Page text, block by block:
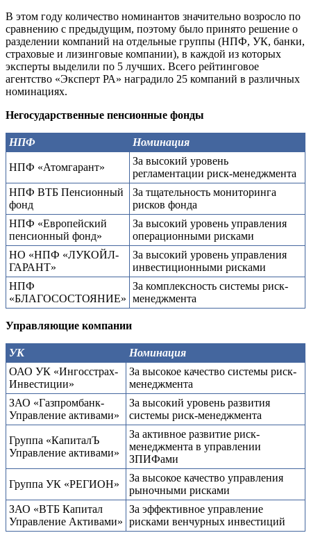
В этом году количество номинантов значительно возросло по
сравнению с предыдущим, поэтому было принято решение о
разделении компаний на отдельные группы (НПФ, УК, банки,
страховые и лизинговые компании), в каждой из которых
эксперты выделили по 5 лучших. Всего рейтинговое
агентство «Эксперт РА» наградило 25 компаний в различных
номинациях.
Негосударственные пенсионные фонды
НПФ Номинация
НПФ «Атомгарант»
За высокий уровень
регламентации риск-менеджмента
НПФ ВТБ Пенсионный
фонд
За тщательность мониторинга
рисков фонда
НПФ «Европейский
пенсионный фонд»
За высокий уровень управления
операционными рисками
НО «НПФ «ЛУКОЙЛ-
ГАРАНТ»
За высокий уровень управления
инвестиционными рисками
НПФ
«БЛАГОСОСТОЯНИЕ»
За комплексность системы риск-
менеджмента
Управляющие компании
УК
Номинация
ОАО УК «Ингосстрах-
Инвестиции»
За высокое качество системы риск-
менеджмента
ЗАО «Газпромбанк-
Управление активами»
За высокий уровень развития
системы риск-менеджмента
Группа «КапиталЪ
Управление активами»
За активное развитие риск-
менеджмента в управлении
ЗПИФами
Группа УК «РЕГИОН»
За высокое качество управления
рыночными рисками
ЗАО «ВТБ Капитал
Управление Активами»
За эффективное управление
рисками венчурных инвестиций